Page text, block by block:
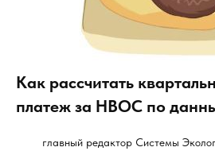
Как рассчитать
платеж за НВОС по
главный редактор Системы